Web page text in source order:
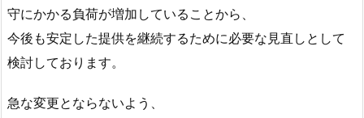
守にかかる負荷が増加していることから、
今後も安定した提供を継続するために必要な見直しとして
検討しております。
急な変更とならないよう、